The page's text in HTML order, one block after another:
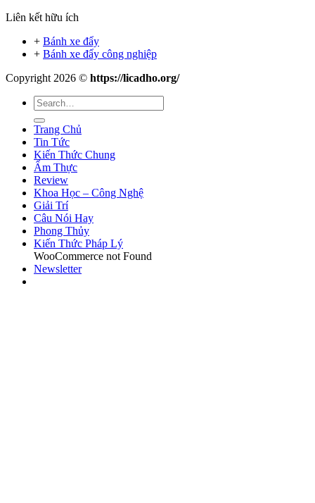
Liên kết hữu ích
+ Bánh xe đẩy
+ Bánh xe đẩy công nghiệp
Copyright 2026 © https://licadho.org/
Trang Chủ
Tin Tức
Kiến Thức Chung
Ẩm Thực
Review
Khoa Học – Công Nghệ
Giải Trí
Câu Nói Hay
Phong Thủy
Kiến Thức Pháp Lý
WooCommerce not Found
Newsletter